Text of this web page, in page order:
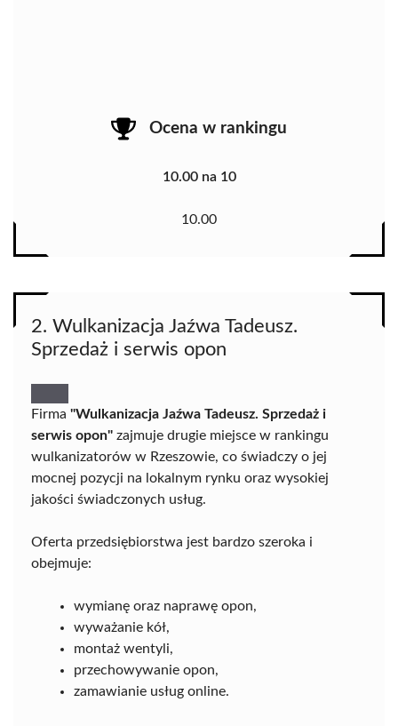
Ocena w rankingu
10.00 na 10
10.00
2. Wulkanizacja Jaźwa Tadeusz.
Sprzedaż i serwis opon
Firma "Wulkanizacja Jaźwa Tadeusz. Sprzedaż i
serwis opon" zajmuje drugie miejsce w rankingu
wulkanizatorów w Rzeszowie, co świadczy o jej
mocnej pozycji na lokalnym rynku oraz wysokiej
jakości świadczonych usług.
Oferta przedsiębiorstwa jest bardzo szeroka i
obejmuje:
wymianę oraz naprawę opon,
wyważanie kół,
montaż wentyli,
przechowywanie opon,
zamawianie usług online.